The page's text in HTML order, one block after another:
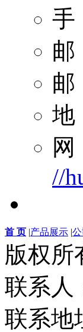
手
邮
地
//
首 页 |产品展示 |
版权所
联系
联系地